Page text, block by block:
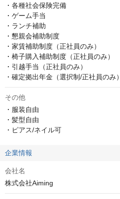
・各種社会保険完備
・ゲーム手当
・ランチ補助
・懇親会補助制度
・家賃補助制度（正社員のみ）
・椅子購入補助制度（正社員のみ）
・引越手当（正社員のみ）
・確定拠出年金（選択制/正社員のみ）
その他
・服装自由
・髪型自由
・ピアス/ネイル可
企業情報
会社名
株式会社Aiming